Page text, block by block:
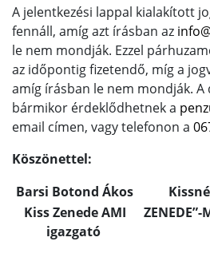
A jelentkezési lappal kialakított
fennáll, amíg azt írásban az
le nem mondják. Ezzel
az időpontig fizetendő, míg a
amíg írásban le nem mondják. A
bármikor érdeklődhetnek a
email címen, vagy telefonon a
Köszönettel:
Barsi Botond Ákos
Kiss Zenede AMI
igazgató